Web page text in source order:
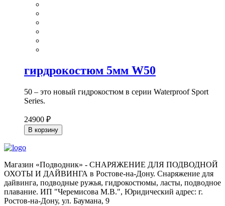
гирдрокостюм 5мм W50
50 – это новый гидрокостюм в серии Waterproof Sport
Series.
24900 ₽
В корзину
Магазин «Подводник» - СНАРЯЖЕНИЕ ДЛЯ ПОДВОДНОЙ
ОХОТЫ И ДАЙВИНГА в Ростове-на-Дону. Снаряжение для
дайвинга, подводные ружья, гидрокостюмы, ласты, подводное
плавание. ИП "Черемисова М.В.", Юридический адрес: г.
Ростов-на-Дону, ул. Баумана, 9